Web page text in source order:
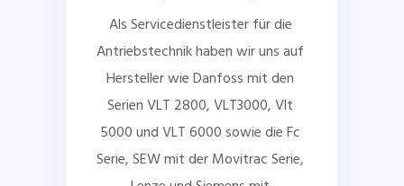
Als Servicedienstleister für die
Antriebstechnik haben wir uns auf
Hersteller wie Danfoss mit den
Serien VLT 2800, VLT3000, Vlt
5000 und VLT 6000 sowie die Fc
Serie, SEW mit der Movitrac Serie,